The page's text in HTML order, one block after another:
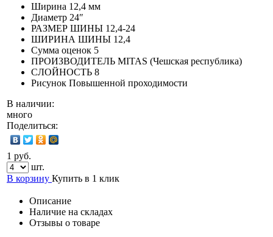
Ширина 12,4 мм
Диаметр 24″
РАЗМЕР ШИНЫ 12,4-24
ШИРИНА ШИНЫ 12,4
Сумма оценок 5
ПРОИЗВОДИТЕЛЬ MITAS (Чешская республика)
СЛОЙНОСТЬ 8
Рисунок Повышенной проходимости
В наличии:
много
Поделиться:
1 руб.
шт.
В корзину Купить в 1 клик
Описание
Наличие на складах
Отзывы о товаре